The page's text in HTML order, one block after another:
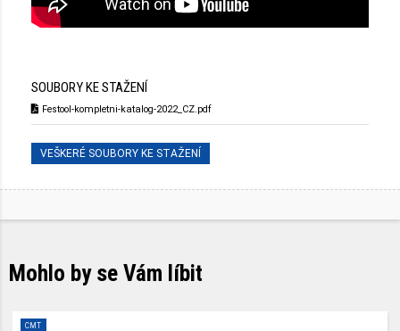
SOUBORY KE STAŽENÍ
Festool-kompletni-katalog-2022_CZ.pdf
VEŠKERÉ SOUBORY KE STAŽENÍ
Mohlo by se Vám líbit
CMT